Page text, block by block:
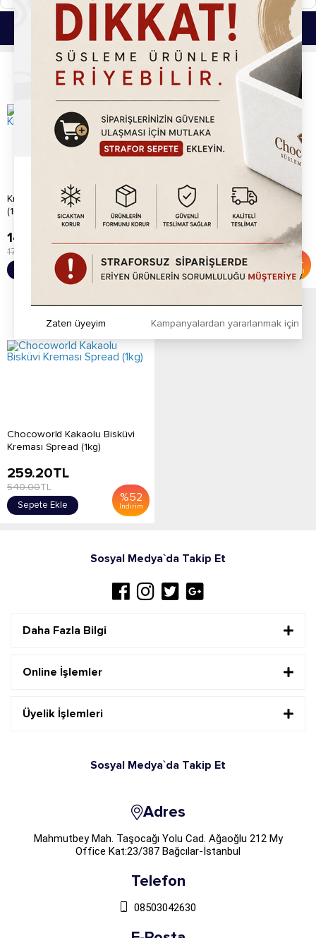
Bu Ürünlerde İlginizi Çekebilir.
Krokantlı Fındık Lokum Kreması
(1kg)
%15
İndirim
149.20
175.00
Sepete Ekle
Specofix Lokum Kreması (1kg)
44
İndirim
Sepete Ekle
Chocoworld Kakaolu Bisküvi
Kreması Spread (1kg)
%52
İndirim
259.20TL
540.00TL
Sepete Ekle
Sosyal Medya`da Takip Et
Daha Fazla Bilgi
Online İşlemler
Üyelik İşlemleri
Sosyal Medya`da Takip Et
Adres
Mahmutbey Mah. Taşocağı Yolu Cad. Ağaoğlu 212 My
Office Kat:23/387 Bağcılar-İstanbul
Telefon
08503042630
Kampanyalardan yararlanmak için
Zaten üyeyim